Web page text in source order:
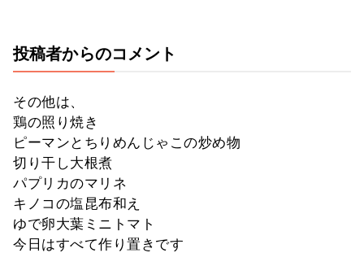
投稿者からのコメント
その他は、
鶏の照り焼き
ピーマンとちりめんじゃこの炒め物
切り干し大根煮
パプリカのマリネ
キノコの塩昆布和え
ゆで卵大葉ミニトマト
今日はすべて作り置きです